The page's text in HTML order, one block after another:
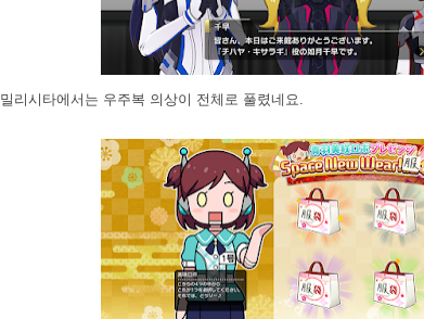
밀리시타에서는 우주복 의상이 전체로 풀렸네요.